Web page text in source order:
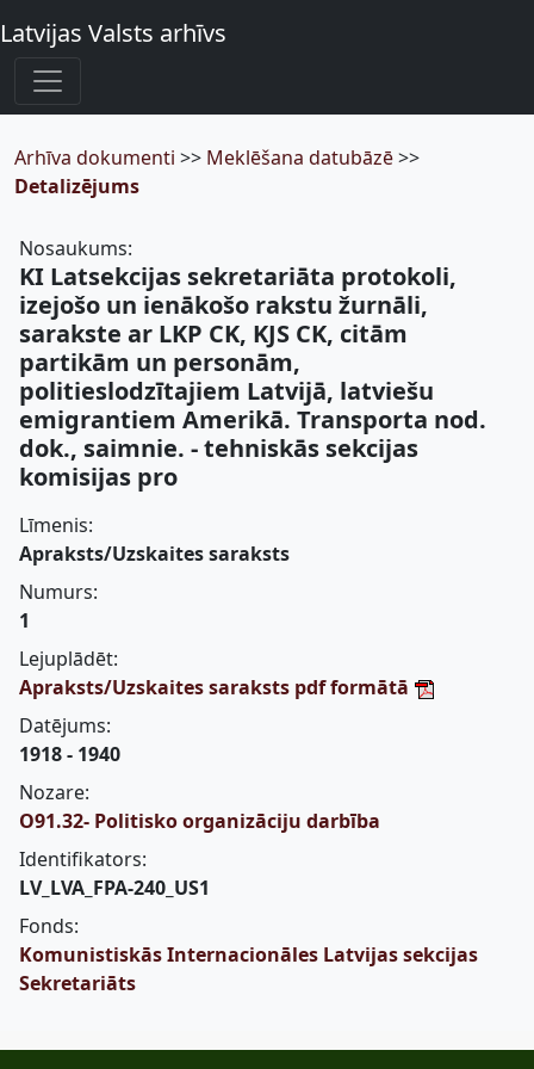
Latvijas Valsts arhīvs
Arhīva dokumenti >> Meklēšana datubāzē>>
Detalizējums
Nosaukums:
KI Latsekcijas sekretariāta protokoli,
izejošo un ienākošo rakstu žurnāli,
sarakste ar LKP CK, KJS CK, citām
partikām un personām,
politieslodzītajiem Latvijā, latviešu
emigrantiem Amerikā. Transporta nod.
dok., saimnie. - tehniskās sekcijas
komisijas pro
Līmenis:
Apraksts/Uzskaites saraksts
Numurs:
1
Lejuplādēt:
Apraksts/Uzskaites saraksts pdf formātā
Datējums:
1918 - 1940
Nozare:
O91.32- Politisko organizāciju darbība
Identifikators:
LV_LVA_FPA-240_US1
Fonds:
Komunistiskās Internacionāles Latvijas sekcijas
Sekretariāts